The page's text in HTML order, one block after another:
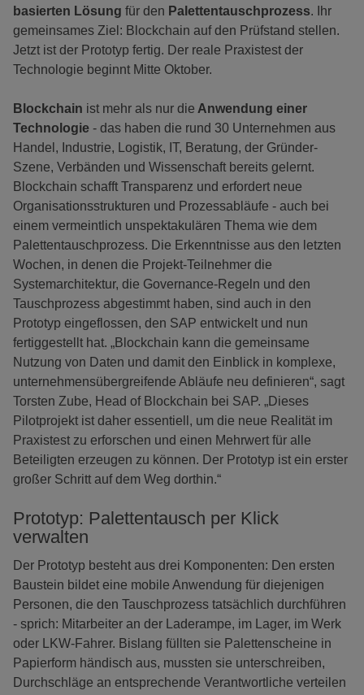
basierten Lösung für den Palettentauschprozess. Ihr
gemeinsames Ziel: Blockchain auf den Prüfstand stellen.
Jetzt ist der Prototyp fertig. Der reale Praxistest der
Technologie beginnt Mitte Oktober.
Blockchain ist mehr als nur die Anwendung einer
Technologie - das haben die rund 30 Unternehmen aus
Handel, Industrie, Logistik, IT, Beratung, der Gründer-
Szene, Verbänden und Wissenschaft bereits gelernt.
Blockchain schafft Transparenz und erfordert neue
Organisationsstrukturen und Prozessabläufe - auch bei
einem vermeintlich unspektakulären Thema wie dem
Palettentauschprozess. Die Erkenntnisse aus den letzten
Wochen, in denen die Projekt-Teilnehmer die
Systemarchitektur, die Governance-Regeln und den
Tauschprozess abgestimmt haben, sind auch in den
Prototyp eingeflossen, den SAP entwickelt und nun
fertiggestellt hat. „Blockchain kann die gemeinsame
Nutzung von Daten und damit den Einblick in komplexe,
unternehmensübergreifende Abläufe neu definieren“, sagt
Torsten Zube, Head of Blockchain bei SAP. „Dieses
Pilotprojekt ist daher essentiell, um die neue Realität im
Praxistest zu erforschen und einen Mehrwert für alle
Beteiligten erzeugen zu können. Der Prototyp ist ein erster
großer Schritt auf dem Weg dorthin.“
Prototyp: Palettentausch per Klick
verwalten
Der Prototyp besteht aus drei Komponenten: Den ersten
Baustein bildet eine mobile Anwendung für diejenigen
Personen, die den Tauschprozess tatsächlich durchführen
- sprich: Mitarbeiter an der Laderampe, im Lager, im Werk
oder LKW-Fahrer. Bislang füllten sie Palettenscheine in
Papierform händisch aus, mussten sie unterschreiben,
Durchschläge an entsprechende Verantwortliche verteilen